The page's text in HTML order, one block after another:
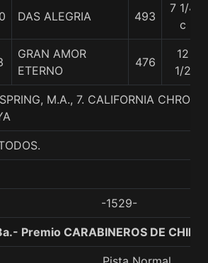
DAS ALEGRIA 493
7 1/4
c
GRAN AMOR
ETERNO
476
12
1/2
M.A., 7. CALIFORNIA
-1529-
Premio CARABINEROS DE